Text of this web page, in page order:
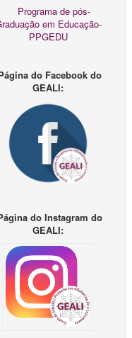
do Facebook do
GEALI:
do Instagram do
GEALI: